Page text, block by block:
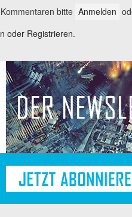
bitte Anmelden
oder Registrieren.